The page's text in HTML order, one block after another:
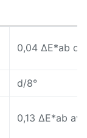
0,04 ΔE*ab
d/8°
0,13 ΔE*ab